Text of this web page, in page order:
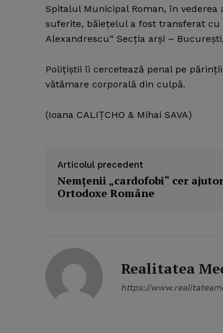
Spitalul Municipal Roman, în
suferite, băieţelul a fost transferat cu
Alexandrescu“ Secţia arşi –
Poliţiştii îi cercetează penal pe
vătămare corporală din culpă.
(Ioana CALIŢCHO & Mihai SAVA)
Articolul precedent
Nemţenii „cardofobi“ cer
Ortodoxe Române
Realitatea
https://